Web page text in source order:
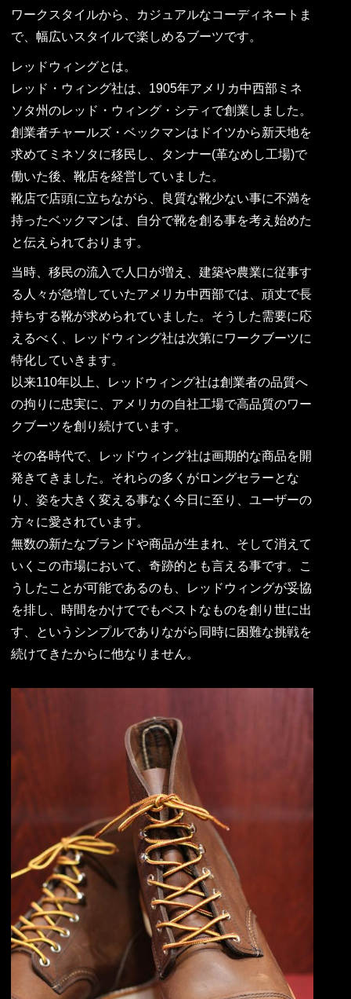
ワークスタイルから、カジュアルなコーディネートま
で、幅広いスタイルで楽しめるブーツです。
レッドウィングとは。
レッド・ウィング社は、1905年アメリカ中西部ミネ
ソタ州のレッド・ウィング・シティで創業しました。
創業者チャールズ・ベックマンはドイツから新天地を
求めてミネソタに移民し、タンナー(革なめし工場)で
働いた後、靴店を経営していました。
靴店で店頭に立ちながら、良質な靴少ない事に不満を
持ったベックマンは、自分で靴を創る事を考え始めた
と伝えられております。
当時、移民の流入で人口が増え、建築や農業に従事す
る人々が急増していたアメリカ中西部では、頑丈で長
持ちする靴が求められていました。そうした需要に応
えるべく、レッドウィング社は次第にワークブーツに
特化していきます。
以来110年以上、レッドウィング社は創業者の品質へ
の拘りに忠実に、アメリカの自社工場で高品質のワー
クブーツを創り続けています。
その各時代で、レッドウィング社は画期的な商品を開
発きてきました。それらの多くがロングセラーとな
り、姿を大きく変える事なく今日に至り、ユーザーの
方々に愛されています。
無数の新たなブランドや商品が生まれ、そして消えて
いくこの市場において、奇跡的とも言える事です。こ
うしたことが可能であるのも、レッドウィングが妥協
を排し、時間をかけてでもベストなものを創り世に出
す、というシンプルでありながら同時に困難な挑戦を
続けてきたからに他なりません。